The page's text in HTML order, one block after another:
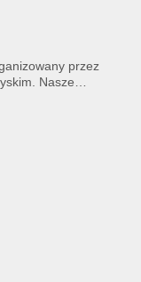
przez
Nasze